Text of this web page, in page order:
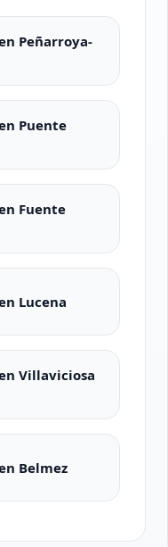
Peñarroya-
Puente
Fuente
Lucena
Villaviciosa
Belmez